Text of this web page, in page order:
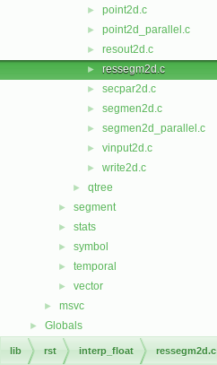
► point2d.c
► point2d_parallel.c
► resout2d.c
► ressegm2d.c
► secpar2d.c
► segmen2d.c
► segmen2d_parallel.c
► vinput2d.c
► write2d.c
► qtree
► segment
► stats
► symbol
► temporal
► vector
► msvc
► Globals
lib rst interp_float ressegm2d.c